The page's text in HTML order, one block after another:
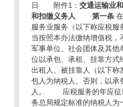
日 附件1： 交通运输业
和扣缴义务人
第一条
服务业服务（以下称应税
当按照本办法缴纳增值税
军事单位、社会团体及
位以承包、承租、挂靠方式
出租人、被挂靠人（以下
包人为纳税人。否则，以
人。 应税服务的年应征增
务总局规定标准的纳税人